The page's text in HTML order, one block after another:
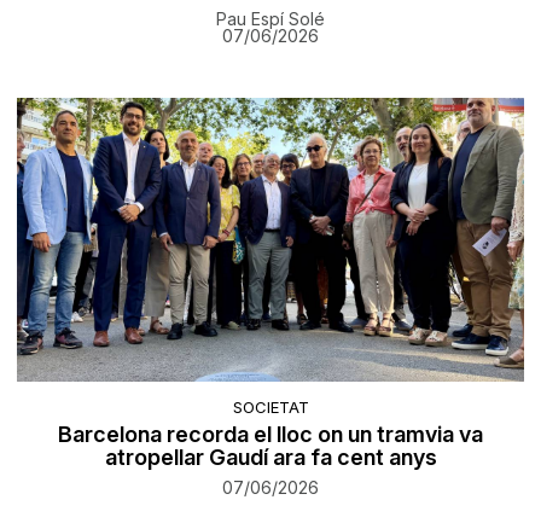
Pau Espí Solé
07/06/2026
SOCIETAT
Barcelona recorda el lloc on un tramvia va
atropellar Gaudí ara fa cent anys
07/06/2026